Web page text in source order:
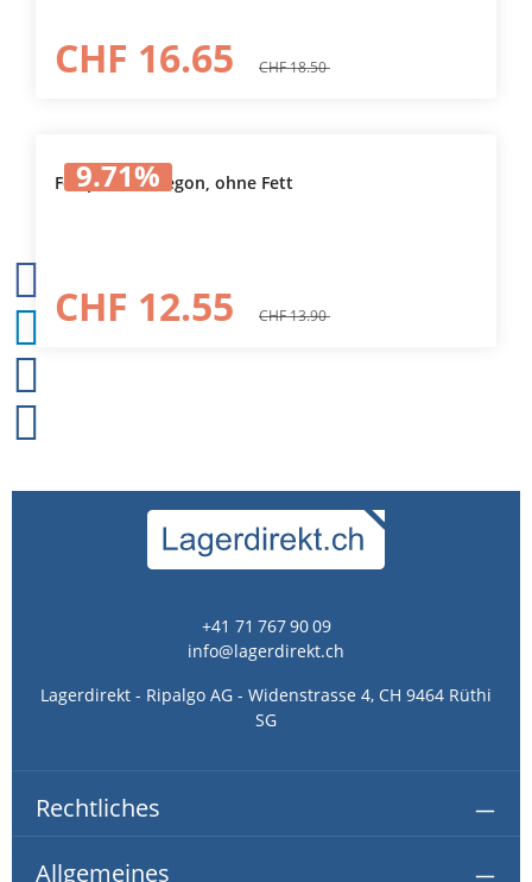
CHF 16.65 CHF 18.50
9.71%
Fettpresse Oregon, ohne Fett
CHF 12.55 CHF 13.90
+41 71 767 90 09
info@lagerdirekt.ch
Lagerdirekt - Ripalgo AG - Widenstrasse 4, CH 9464 Rüthi
SG
Rechtliches
Allgemeines